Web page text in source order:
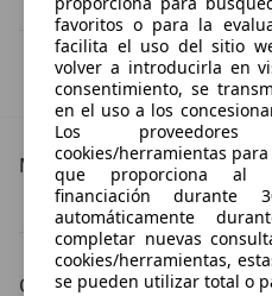
IVA deducible
Esta información la proporciona
Más detalles
Audi RS6
Color de la carrocería
favoritos o para la
facilita el uso del sitio
volver a introducirla en
consentimiento, se
en el uso a los
Los
cookies/herramientas
que proporciona al
financiación
automáticamente
completar nuevas
cookies/herramientas,
se pueden utilizar total o